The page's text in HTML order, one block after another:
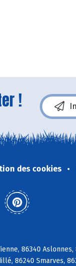
!
des cookies
86340
86240 Smarves,